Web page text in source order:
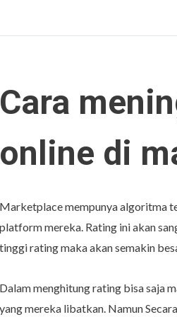
Cara
online di
Marketplace mempunya algoritma
platform mereka. Rating ini akan
tinggi rating maka akan semakin
Dalam menghitung rating bisa saja
yang mereka libatkan. Namun